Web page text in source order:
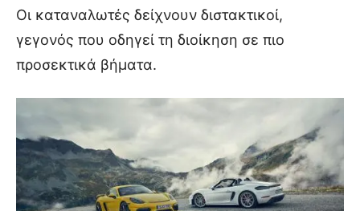
Οι καταναλωτές δείχνουν διστακτικοί,
γεγονός που οδηγεί τη διοίκηση σε πιο
προσεκτικά βήματα.